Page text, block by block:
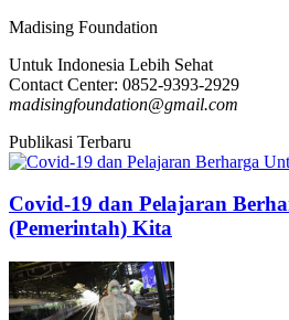
Madising Foundation
Untuk Indonesia Lebih Sehat
Contact Center: 0852-9393-2929
madisingfoundation@gmail.com
Publikasi Terbaru
Covid-19 dan Pelajaran
(Pemerintah) Kita